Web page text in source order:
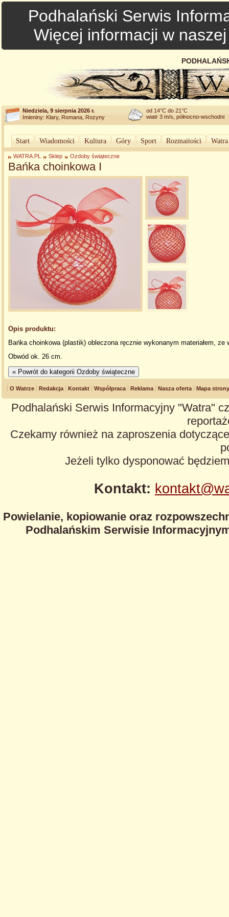
Podhalański Serwis
Więcej informacji w
Niedziela, 9 sierpnia 2026 r.
Imieniny: Klary, Romana, Rozyny
od 14°C do 21°C
wiatr 3 m/s, północno-wschodni
Start Wiadomości Kultura Góry Sport Rozmaitości
WATRA.PL Sklep Ozdoby świąteczne
Bańka choinkowa I
Opis produktu:
Bańka choinkowa (plastik) obleczona ręcznie wykonanym materiałem,
Obwód ok. 26 cm.
O Watrze Redakcja Kontakt Współpraca Reklama Nasza oferta Mapa strony
Podhalański Serwis Informacyjny "Watra"
Czekamy również na zaproszenia
Jeżeli tylko dysponować
Kontakt:
Powielanie, kopiowanie oraz
Podhalańskim Serwisie